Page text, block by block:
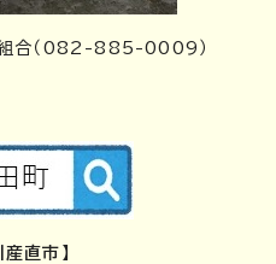
組合（082-885-0009）
産直市】